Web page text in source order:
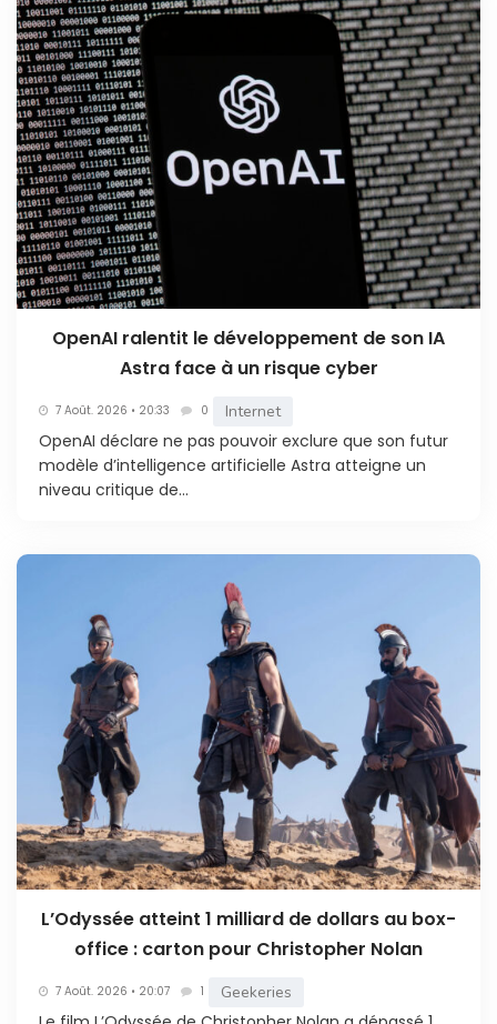
OpenAI ralentit le développement de son IA
Astra face à un risque cyber
7 Août. 2026 • 20:33 0 Internet
OpenAI déclare ne pas pouvoir exclure que son futur
modèle d’intelligence artificielle Astra atteigne un
niveau critique de...
L’Odyssée atteint 1 milliard de dollars au box-
office : carton pour Christopher Nolan
7 Août. 2026 • 20:07 1 Geekeries